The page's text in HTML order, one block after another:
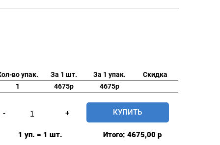
во упак. За 1 шт. За 1 упак.
Скидка
1
4675р 4675р
-
товара
Джинсовые
+ КУПИТЬ
1 уп. = 1 шт. Итого: 4675,00 р